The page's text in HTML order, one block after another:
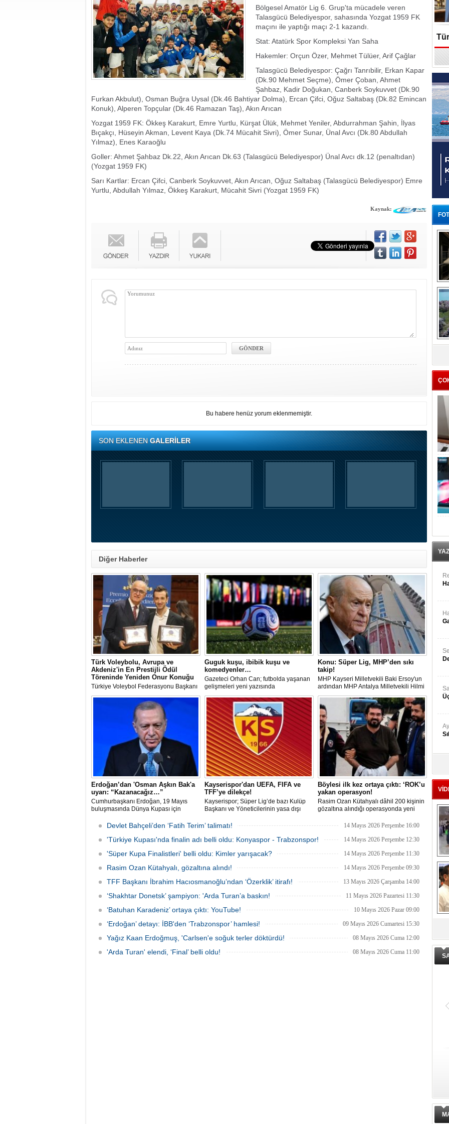
Bölgesel Amatör Lig 6. Grup'ta mücadele veren
Talasgücü Belediyespor, sahasında Yozgat 1959 FK
maçını ile yaptığı maçı 2-1 kazandı.
Stat: Atatürk Spor Kompleksi Yan Saha
Hakemler: Orçun Özer, Mehmet Tülüer, Arif Çağlar
Talasgücü Belediyespor: Çağrı Tanrıbilir, Erkan Kapar
(Dk.90 Mehmet Seçme), Ömer Çoban, Ahmet
Şahbaz, Kadir Doğukan, Canberk Soykuvvet (Dk.90
Furkan Akbulut), Osman Buğra Uysal (Dk.46 Bahtiyar Dolma), Ercan Çifci, Oğuz Saltabaş (Dk.82 Emincan
Konuk), Alperen Topçular (Dk.46 Ramazan Taş), Akın Arıcan
Yozgat 1959 FK: Ökkeş Karakurt, Emre Yurtlu, Kürşat Ülük, Mehmet Yeniler, Abdurrahman Şahin, İlyas
Bıçakçı, Hüseyin Akman, Levent Kaya (Dk.74 Mücahit Sivri), Ömer Sunar, Ünal Avcı (Dk.80 Abdullah
Yılmaz), Enes Karaoğlu
Goller: Ahmet Şahbaz Dk.22, Akın Arıcan Dk.63 (Talasgücü Belediyespor) Ünal Avcı dk.12 (penaltıdan)
(Yozgat 1959 FK)
Sarı Kartlar: Ercan Çifci, Canberk Soykuvvet, Akın Arıcan, Oğuz Saltabaş (Talasgücü Belediyespor) Emre
Yurtlu, Abdullah Yılmaz, Ökkeş Karakurt, Mücahit Sivri (Yozgat 1959 FK)
Kaynak:
Bu habere henüz yorum eklenmemiştir.
SON EKLENENGALERİLER
Diğer Haberler
Türk Voleybolu, Avrupa ve
Akdeniz'in En Prestijli Ödül
Töreninde Yeniden Onur Konuğu
Türkiye Voleybol Federasyonu Başkanı
Mehmet Akif Üstündağ ile A Milli Kadın
Voleybol Takımı Başantrenörü Daniele
Santarelli, İtalya'nın başkenti Roma'da
düzenlenecek Euro-Mediterranean
Excellence Award 2026 (Akdeniz
Mükemmeliyet Ödülü) törenine 2. kez
resmi olarak davet edildi.
Guguk kuşu, ibibik kuşu ve
komedyenler…
Gazeteci Orhan Can; futbolda yaşanan
gelişmeleri yeni yazısında
değerlendirdi.
Konu: Süper Lig, MHP’den sıkı
takip!
MHP Kayseri Milletvekili Baki Ersoy'un
ardından MHP Antalya Milletvekili Hilmi
Durgun, Kasımpaşa ve Eyüpspor’un
'Kayyum' yönetimine geçmesini gerekçe
göstererek ligin tescil edilmemesi ve
mevzuatın işletilmesi çağrısı yaptı.
Erdoğan’dan 'Osman Aşkın Bak'a
uyarı: “Kazanacağız…”
Cumhurbaşkanı Erdoğan, 19 Mayıs
buluşmasında Dünya Kupası için
Spor Bakanı Osman Aşkın Bak’a,
"Sürpriz yapabiliriz deme, kazanacağız
diyeceksin" sözleriyle müdahale etti.
Kayserispor'dan UEFA, FIFA ve
TFF’ye dilekçe!
Kayserispor; Süper Lig’de bazı Kulüp
Başkanı ve Yöneticilerinin yasa dışı
ve FIFA’ya resmi dilekçe göndererek
Böylesi ilk kez ortaya çıktı: ‘ROK’u
yakan operasyon!
Rasim Ozan Kütahyalı dâhil 200 kişinin
gözaltına alındığı operasyonda yeni
sistemin nasıl işlediği ve soruşturmayı
Ayrıca böylesi bir yapıya ilk defa
Devlet Bahçeli’den ‘Fatih Terim’ talimatı! 14 Mayıs 2026 Perşembe 16:00
'Türkiye Kupası'nda finalin adı belli oldu: Konyaspor - Trabzonspor! 14 Mayıs 2026 Perşembe 12:30
'Süper Kupa Finalistleri' belli oldu: Kimler yarışacak? 14 Mayıs 2026 Perşembe 11:30
Rasim Ozan Kütahyalı, gözaltına alındı! 14 Mayıs 2026 Perşembe 09:30
TFF Başkanı İbrahim Hacıosmanoğlu’ndan ‘Özerklik’ itirafı! 13 Mayıs 2026 Çarşamba 14:00
‘Shakhtar Donetsk’ şampiyon: 'Arda Turan’a baskın! 11 Mayıs 2026 Pazartesi 11:30
‘Batuhan Karadeniz’ ortaya çıktı: YouTube! 10 Mayıs 2026 Pazar 09:00
‘Erdoğan’ detayı: İBB'den ‘Trabzonspor’ hamlesi! 09 Mayıs 2026 Cumartesi 15:30
Yağız Kaan Erdoğmuş, 'Carlsen'e soğuk terler döktürdü! 08 Mayıs 2026 Cuma 12:00
'Arda Turan' elendi, ‘Final’ belli oldu! 08 Mayıs 2026 Cuma 11:00